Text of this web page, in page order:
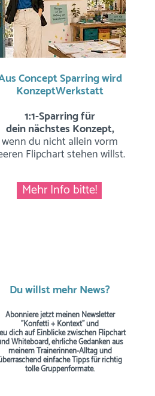
Concept Sparring wird
KonzeptWerkstatt
1:1-Sparring für
dein nächstes Konzept,
wenn du nicht allein vorm
Flipchart stehen willst.
Mehr Info bitte!
Du willst mehr News?
Abonniere jetzt meinen Newsletter
"Konfetti + Kontext" und
dich auf Einblicke zwischen Flipchart
Whiteboard, ehrliche Gedanken aus
meinem Trainerinnen-Alltag und
einfache Tippsfür richtig
tolle Gruppenformate.